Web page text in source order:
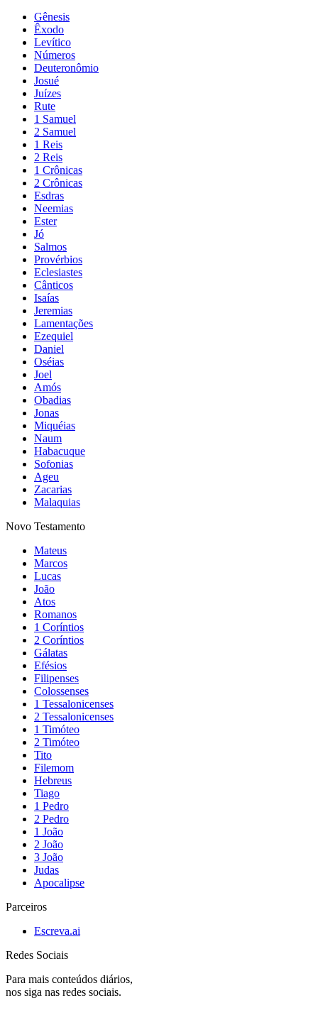
Gênesis
Êxodo
Levítico
Números
Deuteronômio
Josué
Juízes
Rute
1 Samuel
2 Samuel
1 Reis
2 Reis
1 Crônicas
2 Crônicas
Esdras
Neemias
Ester
Jó
Salmos
Provérbios
Eclesiastes
Cânticos
Isaías
Jeremias
Lamentações
Ezequiel
Daniel
Oséias
Joel
Amós
Obadias
Jonas
Miquéias
Naum
Habacuque
Sofonias
Ageu
Zacarias
Malaquias
Novo Testamento
Mateus
Marcos
Lucas
João
Atos
Romanos
1 Coríntios
2 Coríntios
Gálatas
Efésios
Filipenses
Colossenses
1 Tessalonicenses
2 Tessalonicenses
1 Timóteo
2 Timóteo
Tito
Filemom
Hebreus
Tiago
1 Pedro
2 Pedro
1 João
2 João
3 João
Judas
Apocalipse
Parceiros
Escreva.ai
Redes Sociais
Para mais conteúdos diários,
nos siga nas redes sociais.